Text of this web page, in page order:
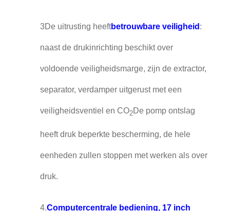
3De uitrusting heeftbetrouwbare veiligheid :
naast de drukinrichting beschikt over
voldoende veiligheidsmarge, zijn de extractor,
separator, verdamper uitgerust met een
veiligheidsventiel en CO2De pomp ontslag
heeft druk beperkte bescherming, de hele
eenheden zullen stoppen met werken als over
druk.
4.Computercentrale bediening, 17 inch